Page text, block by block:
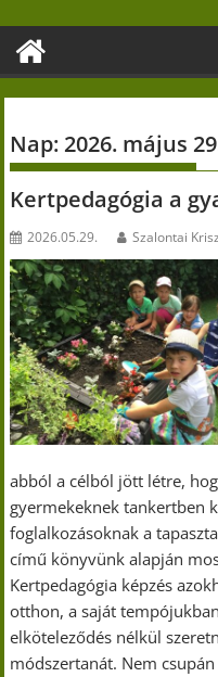
content
Nap: 2026. május
Kertpedagógia a
2026.05.29. Szalontai
abból a célból jött létre,
gyermekeknek tankertben
foglalkozásoknak a
című könyvünk alapján
Kertpedagógia képzés
otthon, a saját
elköteleződés nélkül
módszertanát. Nem